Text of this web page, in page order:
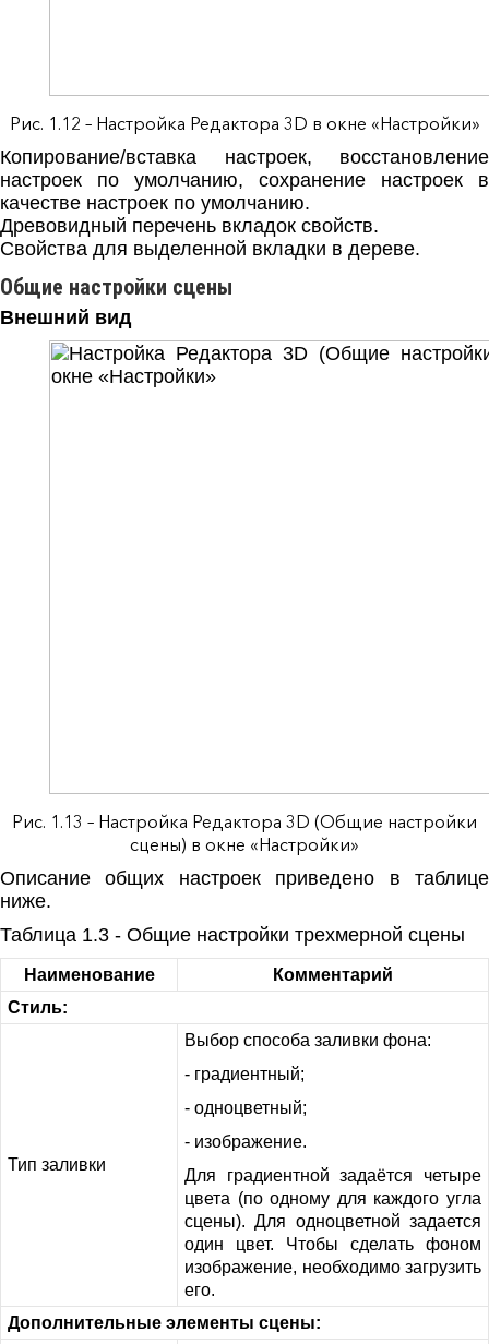
Рис. 1.12 – Настройка Редактора 3D в окне «Настройки»
Копирование/вставка настроек, восстановление
настроек по умолчанию, сохранение настроек в
качестве настроек по умолчанию.
Древовидный перечень вкладок свойств.
Свойства для выделенной вкладки в дереве.
Общие настройки сцены
Внешний вид
Рис. 1.13 – Настройка Редактора 3D (Общие настройки
сцены) в окне «Настройки»
Описание общих настроек приведено в таблице
ниже.
Таблица 1.3 - Общие настройки трехмерной сцены
Наименование
Комментарий
Стиль:
Тип заливки
Выбор способа заливки фона:
- градиентный;
- одноцветный;
- изображение.
Для градиентной задаётся четыре
цвета (по одному для каждого угла
сцены). Для одноцветной задается
один цвет. Чтобы сделать фоном
изображение, необходимо загрузить
его.
Дополнительные элементы сцены: